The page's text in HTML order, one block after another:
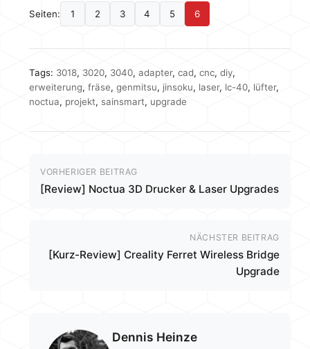
Seiten: 1 2 3 4 5 6
Tags: 3018, 3020, 3040, adapter, cad, cnc, diy,
erweiterung, fräse, genmitsu, jinsoku, laser, lc-40, lüfter,
noctua, projekt, sainsmart, upgrade
VORHERIGER BEITRAG
[Review] Noctua 3D Drucker & Laser Upgrades
NÄCHSTER BEITRAG
[Kurz-Review] Creality Ferret Wireless Bridge
Upgrade
Dennis Heinze